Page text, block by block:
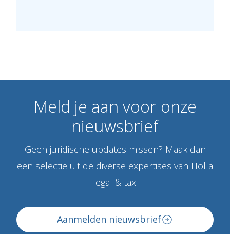
Meld je aan voor onze
nieuwsbrief
Geen juridische updates missen? Maak dan
een selectie uit de diverse expertises van Holla
legal & tax.
Aanmelden nieuwsbrief